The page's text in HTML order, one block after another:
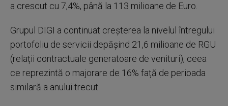
a crescut cu 7,4%, până la 113 milioane de Euro.
Grupul DIGI a continuat creșterea la nivelul întregului
portofoliu de servicii depășind 21,6 milioane de RGU
(relații contractuale generatoare de venituri), ceea
ce reprezintă o majorare de 16% față de perioada
similară a anului trecut.